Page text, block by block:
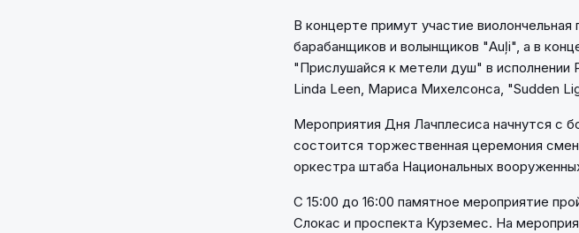
В концерте примут участие виолончельная
барабанщиков и волынщиков "Auļi", а в
"Прислушайся к метели душ" в исполнении
Linda Leen, Мариса Михелсонса, "Sudden
Мероприятия Дня Лачплесиса начнутся с
состоится торжественная церемония
оркестра штаба Национальных
С 15:00 до 16:00 памятное мероприятие
Слокас и проспекта Курземес. На